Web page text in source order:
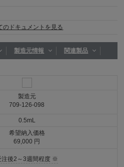
のドキュメントを見る
製造元情報 関連製品
製造元
709-126-098
0.5mL
希望納入価格
69,000 円
注後2～3週間程度 ※